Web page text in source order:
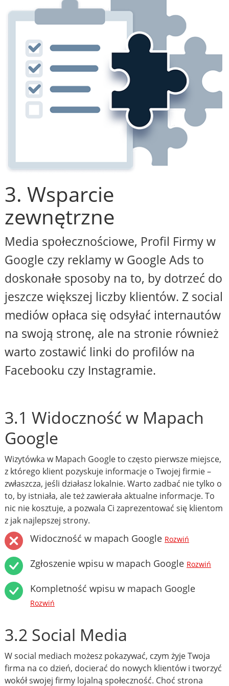
3. Wsparcie
zewnętrzne
Media społecznościowe, Profil Firmy w
Google czy reklamy w Google Ads to
doskonałe sposoby na to, by dotrzeć do
jeszcze większej liczby klientów. Z social
mediów opłaca się odsyłać internautów
na swoją stronę, ale na stronie również
warto zostawić linki do profilów na
Facebooku czy Instagramie.
3.1 Widoczność w Mapach
Google
Wizytówka w Mapach Google to często pierwsze miejsce,
z którego klient pozyskuje informacje o Twojej firmie –
zwłaszcza, jeśli działasz lokalnie. Warto zadbać nie tylko o
to, by istniała, ale też zawierała aktualne informacje. To
nic nie kosztuje, a pozwala Ci zaprezentować się klientom
z jak najlepszej strony.
Widoczność w mapach Google Rozwiń
Zgłoszenie wpisu w mapach Google Rozwiń
Kompletność wpisu w mapach Google
Rozwiń
3.2 Social Media
W social mediach możesz pokazywać, czym żyje Twoja
firma na co dzień, docierać do nowych klientów i tworzyć
wokół swojej firmy lojalną społeczność. Choć strona